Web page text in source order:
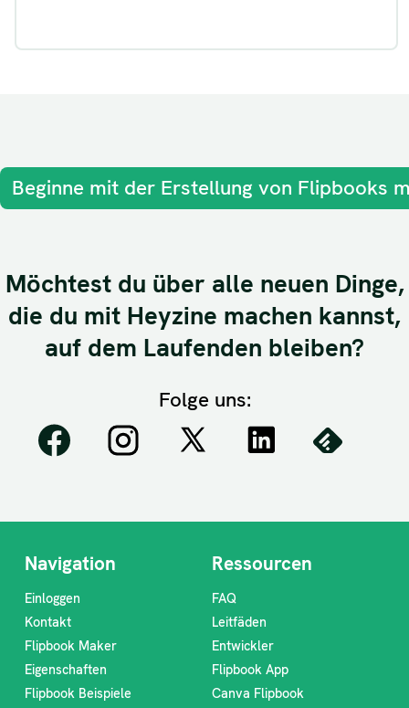
Beginne mit der Erstellung von Flipbooks
Möchtest du über alle neuen Dinge,
die du mit Heyzine machen kannst,
auf dem Laufenden bleiben?
Folge uns:
Navigation
Einloggen
Kontakt
Flipbook Maker
Eigenschaften
Flipbook Beispiele
Ressourcen
FAQ
Leitfäden
Entwickler
Flipbook App
Canva Flipbook